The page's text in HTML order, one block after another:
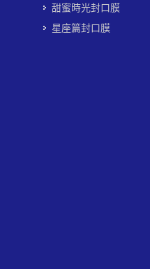
甜蜜時光封口膜
星座篇封口膜